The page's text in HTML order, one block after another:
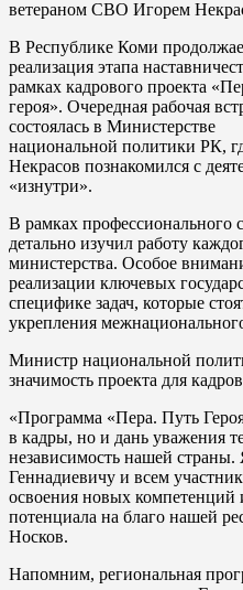
ветераном СВО Игорем
В Республике Коми
реализация этапа
рамках кадрового проекта
героя». Очередная рабочая
состоялась в Министерстве
национальной политики РК,
Некрасов познакомился с
«изнутри».
В рамках профессионального
детально изучил работу
министерства. Особое
реализации ключевых
специфике задач, которые
укрепления
Министр национальной
значимость проекта для
«Программа «Пера. Путь
в кадры, но и дань уважения
независимость нашей
Геннадиевичу и всем
освоения новых компетенций
потенциала на благо нашей
Носков.
Напомним, региональная